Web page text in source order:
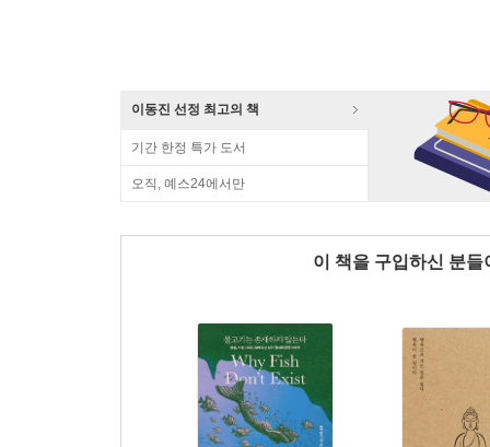
이동진 선정 최고의 책
기간 한정 특가 도서
오직, 예스24에서만
이 책을 구입하신 분